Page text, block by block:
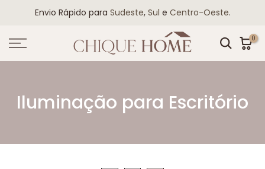
o
Envio Rápido para Sudeste, Sul e Centro-Oeste.
0
Iluminação para Escritório